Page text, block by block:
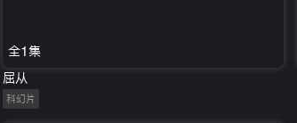
全1集
屈从
科幻片